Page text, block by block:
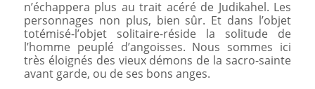
n’échappera plus au trait acéré de Judikahel. Les
personnages non plus, bien sûr. Et dans l’objet
totémisé-l’objet solitaire-réside la solitude de
l’homme peuplé d’angoisses. Nous sommes ici
très éloignés des vieux démons de la sacro-sainte
avant garde, ou de ses bons anges.